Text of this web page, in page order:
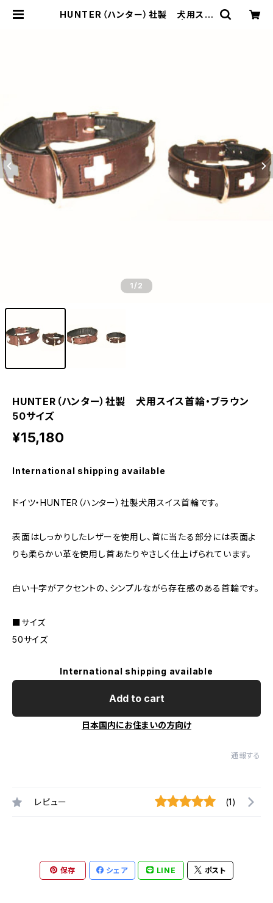
HUNTER（ハンター）社製 犬用スイ
1/2
HUNTER（ハンター）社製 犬用スイス首輪・ブラウン
50サイズ
¥15,180
International shipping available
ドイツ・HUNTER（ハンター）社製犬用スイス首輪です。
表面はしっかりしたレザーを使用し、首に当たる部分には表面よ
りも柔らかい革を使用し首あたりやさしく仕上げられています。
白い十字がアクセントの、シンプルながら存在感のある首輪です。
■サイズ
50サイズ
International shipping available
Add to cart
日本国内にお住まいの方向け
通報する
レビュー (1)
保存 シェア LINE ポスト